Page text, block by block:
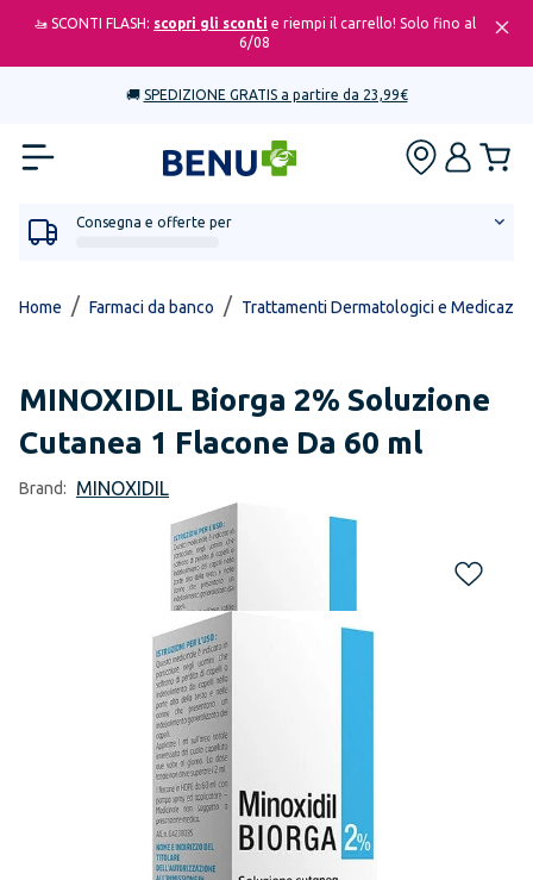
🚤 SCONTI FLASH: scopri gli sconti e riempi il carrello! Solo fino al
6/08
🚚 SPEDIZIONE GRATIS a partire da 23,99€
Consegna e offerte per
Home / Farmaci da banco / Trattamenti Dermatologici e
MINOXIDIL Biorga 2% Soluzione
Cutanea 1 Flacone Da 60 ml
Brand: MINOXIDIL